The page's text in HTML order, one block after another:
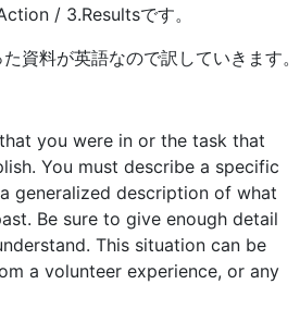
/ 3.Resultsです。
資料が英語なので訳していきます。
you were in or the task that
You must describe a specific
generalized description of what
Be sure to give enough detail
This situation can be
a volunteer experience, or any